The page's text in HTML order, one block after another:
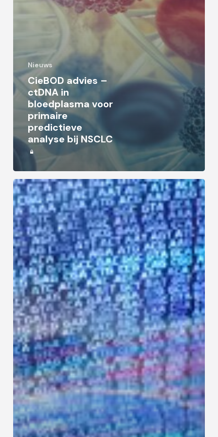
Nieuws
CieBOD advies –
ctDNA in
bloedplasma voor
primaire
predictieve
analyse bij NSCLC
Advies
cieBOD:
DNA-
NGS
voor
detectie
EGFR
exon20-
insertiemutaties